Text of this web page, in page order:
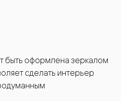
быть оформлена зеркалом
сделать интерьер